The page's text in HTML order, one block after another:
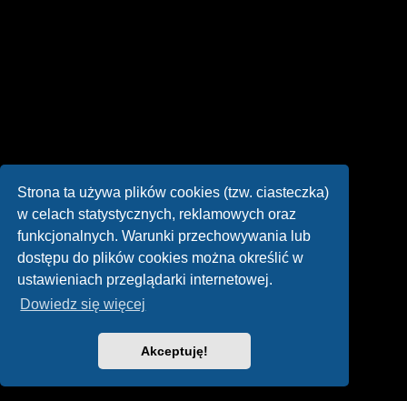
Strona ta używa plików cookies (tzw. ciasteczka)
w celach statystycznych, reklamowych oraz
funkcjonalnych. Warunki przechowywania lub
dostępu do plików cookies można określić w
ustawieniach przeglądarki internetowej.
Dowiedz się więcej
Akceptuję!